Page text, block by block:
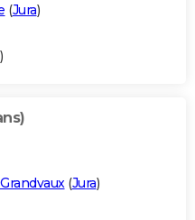
(Jura)
)
(Jura)